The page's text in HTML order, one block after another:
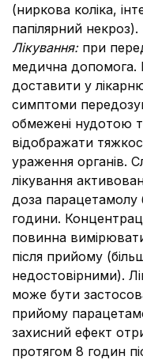
(ниркова коліка,
папілярний некроз).
Лікування: при
медична допомога.
доставити у
симптоми
обмежені нудотою
відображати
ураження органів.
лікування
доза парацетамолу
години.
повинна
після прийому
недостовірними).
може бути
прийому
захисний ефект
протягом 8 годин